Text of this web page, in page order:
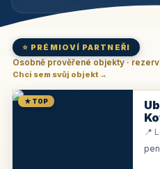
⭐ PRÉMIOVÍ PARTNEŘI
Osobně prověřené objekty ·
Chci sem svůj objekt →
★ TOP
📍